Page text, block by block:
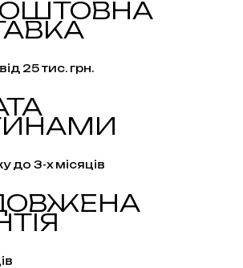
25 тис. грн.
до 3-х місяців